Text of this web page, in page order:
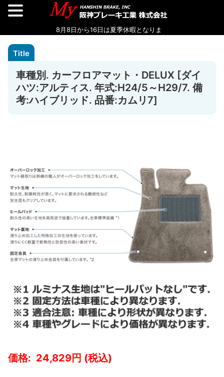
車種別. カーフロアマット・DELUX [ダイ
ハツ:アルティス. 年式:H24/5～H29/7. 備
考:ハイブリッド. 品番:カムリ7]
24,829